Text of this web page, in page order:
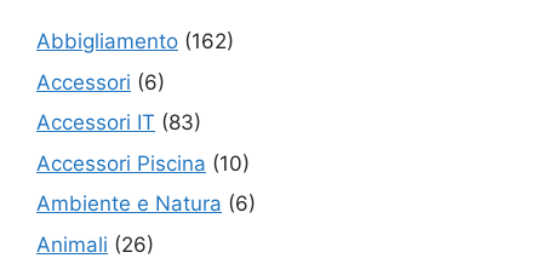
Abbigliamento (162)
Accessori (6)
Accessori IT (83)
Accessori Piscina (10)
Ambiente e Natura (6)
Animali (26)